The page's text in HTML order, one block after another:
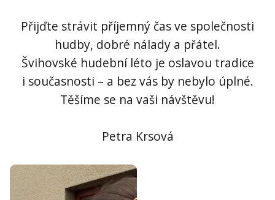
Přijďte strávit příjemný čas ve společnosti
hudby, dobré nálady a přátel.
Švihovské hudební léto je oslavou tradice
i současnosti – a bez vás by nebylo úplné.
Těšíme se na vaši návštěvu!
Petra Krsová